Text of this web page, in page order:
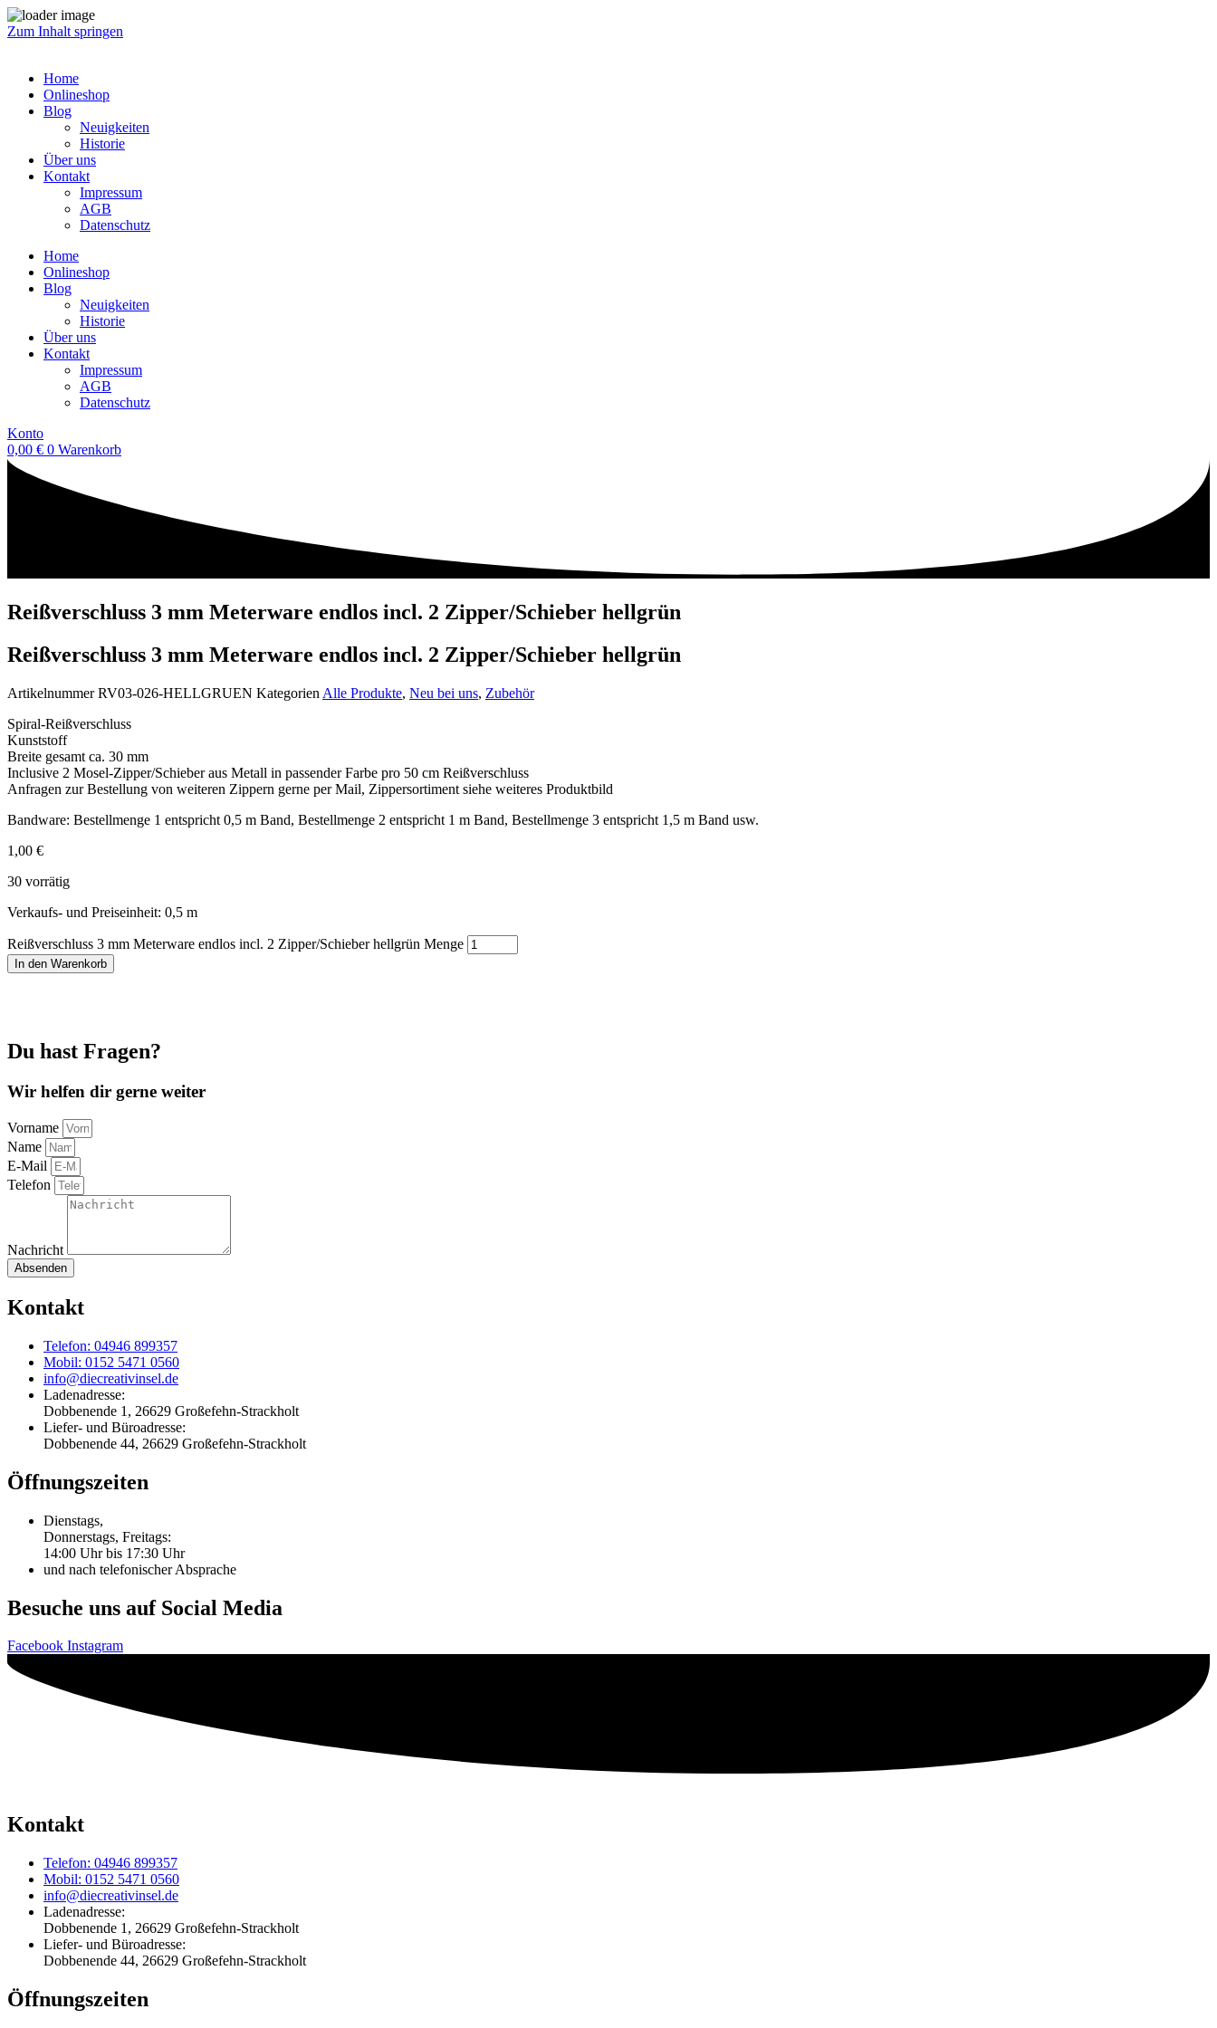
Zum Inhalt springen
Home
Onlineshop
Blog
Neuigkeiten
Historie
Über uns
Kontakt
Impressum
AGB
Datenschutz
Home
Onlineshop
Blog
Neuigkeiten
Historie
Über uns
Kontakt
Impressum
AGB
Datenschutz
Konto
0,00 € 0 Warenkorb
Reißverschluss 3 mm Meterware endlos incl. 2 Zipper/Schieber hellgrün
Reißverschluss 3 mm Meterware endlos incl. 2 Zipper/Schieber hellgrün
ArtikelnummerRV03-026-HELLGRUEN Kategorien Alle Produkte, Neu bei uns, Zubehör
Spiral-Reißverschluss
Kunststoff
Breite gesamt ca. 30 mm
Inclusive 2 Mosel-Zipper/Schieber aus Metall in passender Farbe pro 50 cm Reißverschluss
Anfragen zur Bestellung von weiteren Zippern gerne per Mail, Zippersortiment siehe weiteres Produktbild
Bandware: Bestellmenge 1 entspricht 0,5 m Band, Bestellmenge 2 entspricht 1 m Band, Bestellmenge 3 entspricht 1,5 m Band usw.
1,00 €
30 vorrätig
Verkaufs- und Preiseinheit: 0,5 m
Reißverschluss 3 mm Meterware endlos incl. 2 Zipper/Schieber hellgrün Menge
In den Warenkorb
Du hast Fragen?
Wir helfen dir gerne weiter
Vorname
Name
E-Mail
Telefon
Nachricht
Absenden
Kontakt
Telefon: 04946 899357
Mobil: 0152 5471 0560
info@diecreativinsel.de
Ladenadresse:
Dobbenende 1, 26629 Großefehn-Strackholt
Liefer- und Büroadresse:
Dobbenende 44, 26629 Großefehn-Strackholt
Öffnungszeiten
Dienstags,
Donnerstags, Freitags:
14:00 Uhr bis 17:30 Uhr
und nach telefonischer Absprache
Besuche uns auf Social Media
Facebook Instagram
Kontakt
Telefon: 04946 899357
Mobil: 0152 5471 0560
info@diecreativinsel.de
Ladenadresse:
Dobbenende 1, 26629 Großefehn-Strackholt
Liefer- und Büroadresse:
Dobbenende 44, 26629 Großefehn-Strackholt
Öffnungszeiten